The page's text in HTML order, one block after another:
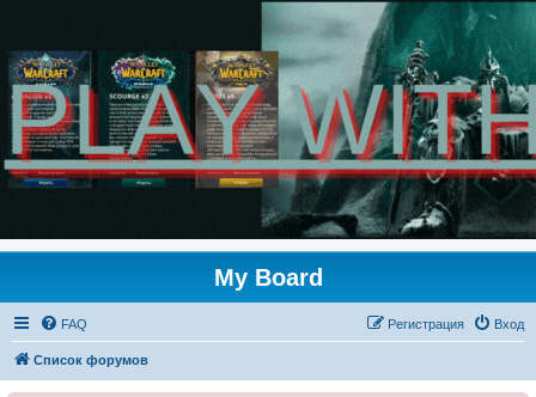
My Board
FAQ Вход
Регистрация
Список форумов